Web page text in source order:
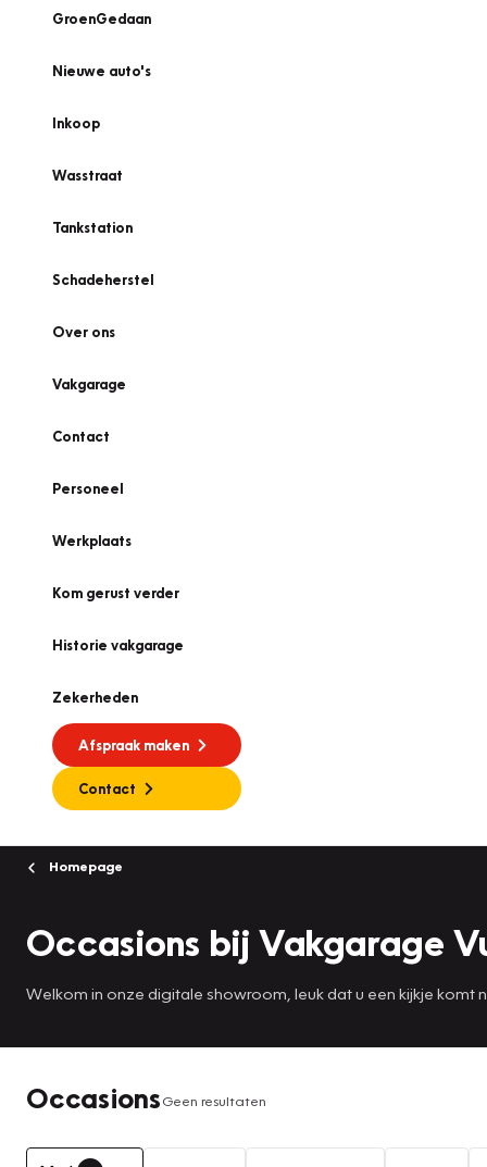
GroenGedaan
Nieuwe auto's
Inkoop
Wasstraat
Tankstation
Schadeherstel
Over ons
Vakgarage
Contact
Personeel
Werkplaats
Kom gerust verder
Historie vakgarage
Zekerheden
Afspraak maken
Contact
Homepage
Occasions bij Vakgarage
Welkom in onze digitale showroom, leuk dat u een kijkje komt
OccasionsGeen resultaten